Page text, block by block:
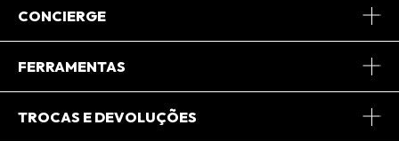
Sobre Nós
CONCIERGE
Central de Relacionamento
FERRAMENTAS
Minha Conta
TROCAS E DEVOLUÇÕES